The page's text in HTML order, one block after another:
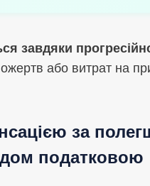
завдяки
або витрат на
за
податковою